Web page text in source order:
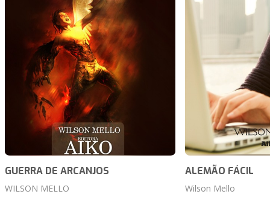
GUERRA DE ARCANJOS
WILSON MELLO
ALEMÃO FÁCIL
Wilson Mello